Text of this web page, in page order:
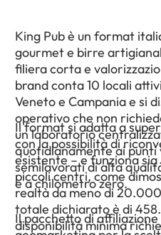
King Pub è un format
gourmet e birre
filiera corta e
brand conta 10 locali
Veneto e Campania e si
operativo che non
un laboratorio
quotidianamente ai
semilavorati di alta
e a chilometro zero.
Il format si adatta a
con la possibilità di
esistente – e funziona
piccoli centri, come
realtà da meno di
totale dichiarato è di
disponibilità minima
Il pacchetto di affiliazione